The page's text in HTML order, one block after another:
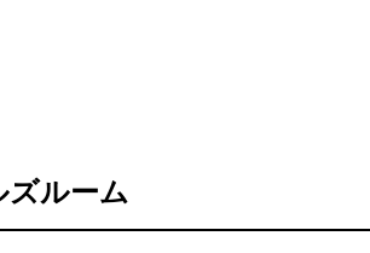
ズルーム